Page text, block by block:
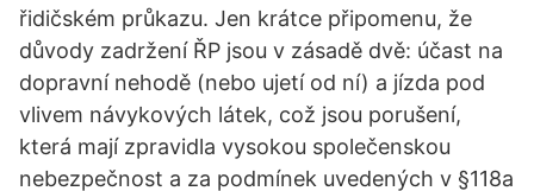
řidičském průkazu. Jen krátce připomenu, že
důvody zadržení ŘP jsou v zásadě dvě: účast na
dopravní nehodě (nebo ujetí od ní) a jízda pod
vlivem návykových látek, což jsou porušení,
která mají zpravidla vysokou společenskou
nebezpečnost a za podmínek uvedených v §118a